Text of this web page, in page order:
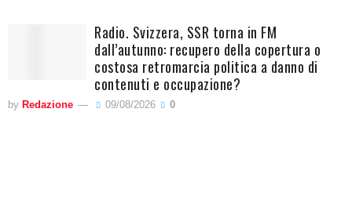
Radio. Svizzera, SSR torna in FM
dall’autunno: recupero della copertura o
costosa retromarcia politica a danno di
contenuti e occupazione?
by Redazione 09/08/2026 0